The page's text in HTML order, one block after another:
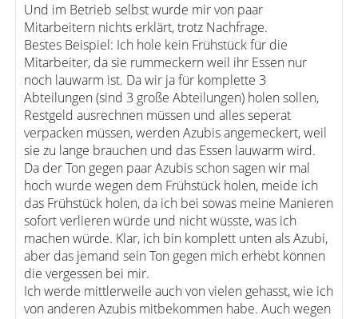
Und im Betrieb selbst wurde mir von paar
Mitarbeitern nichts erklärt, trotz Nachfrage.
Bestes Beispiel: Ich hole kein Frühstück für die
Mitarbeiter, da sie rummeckern weil ihr Essen nur
noch lauwarm ist. Da wir ja für komplette 3
Abteilungen (sind 3 große Abteilungen) holen sollen,
Restgeld ausrechnen müssen und alles seperat
verpacken müssen, werden Azubis angemeckert, weil
sie zu lange brauchen und das Essen lauwarm wird.
Da der Ton gegen paar Azubis schon sagen wir mal
hoch wurde wegen dem Frühstück holen, meide ich
das Frühstück holen, da ich bei sowas meine Manieren
sofort verlieren würde und nicht wüsste, was ich
machen würde. Klar, ich bin komplett unten als Azubi,
aber das jemand sein Ton gegen mich erhebt können
die vergessen bei mir.
Ich werde mittlerweile auch von vielen gehasst, wie ich
von anderen Azubis mitbekommen habe. Auch wegen